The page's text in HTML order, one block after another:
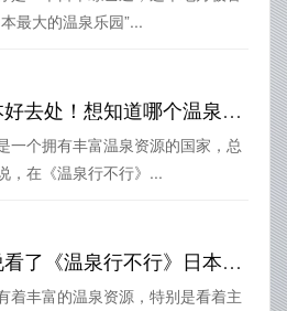
最大的温泉乐园”...
日本好去处！想知道哪个温泉最受欢迎？看《温泉行不行》
一个拥有丰富温泉资源的国家，总
，在《温泉行不行》...
听说看了《温泉行不行》日本路线就定了
着丰富的温泉资源，特别是看着主